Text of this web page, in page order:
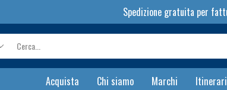
Spedizione gratuita per
Acquista Chi siamo Marchi Itinerari